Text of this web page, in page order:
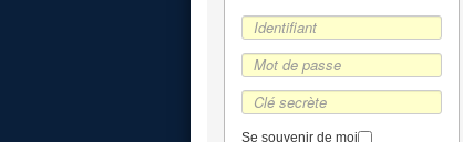
Se souvenir de moi